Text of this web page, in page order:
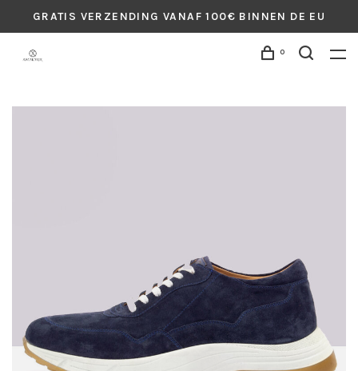
GRATIS VERZENDING VANAF 100€ BINNEN DE EU
0